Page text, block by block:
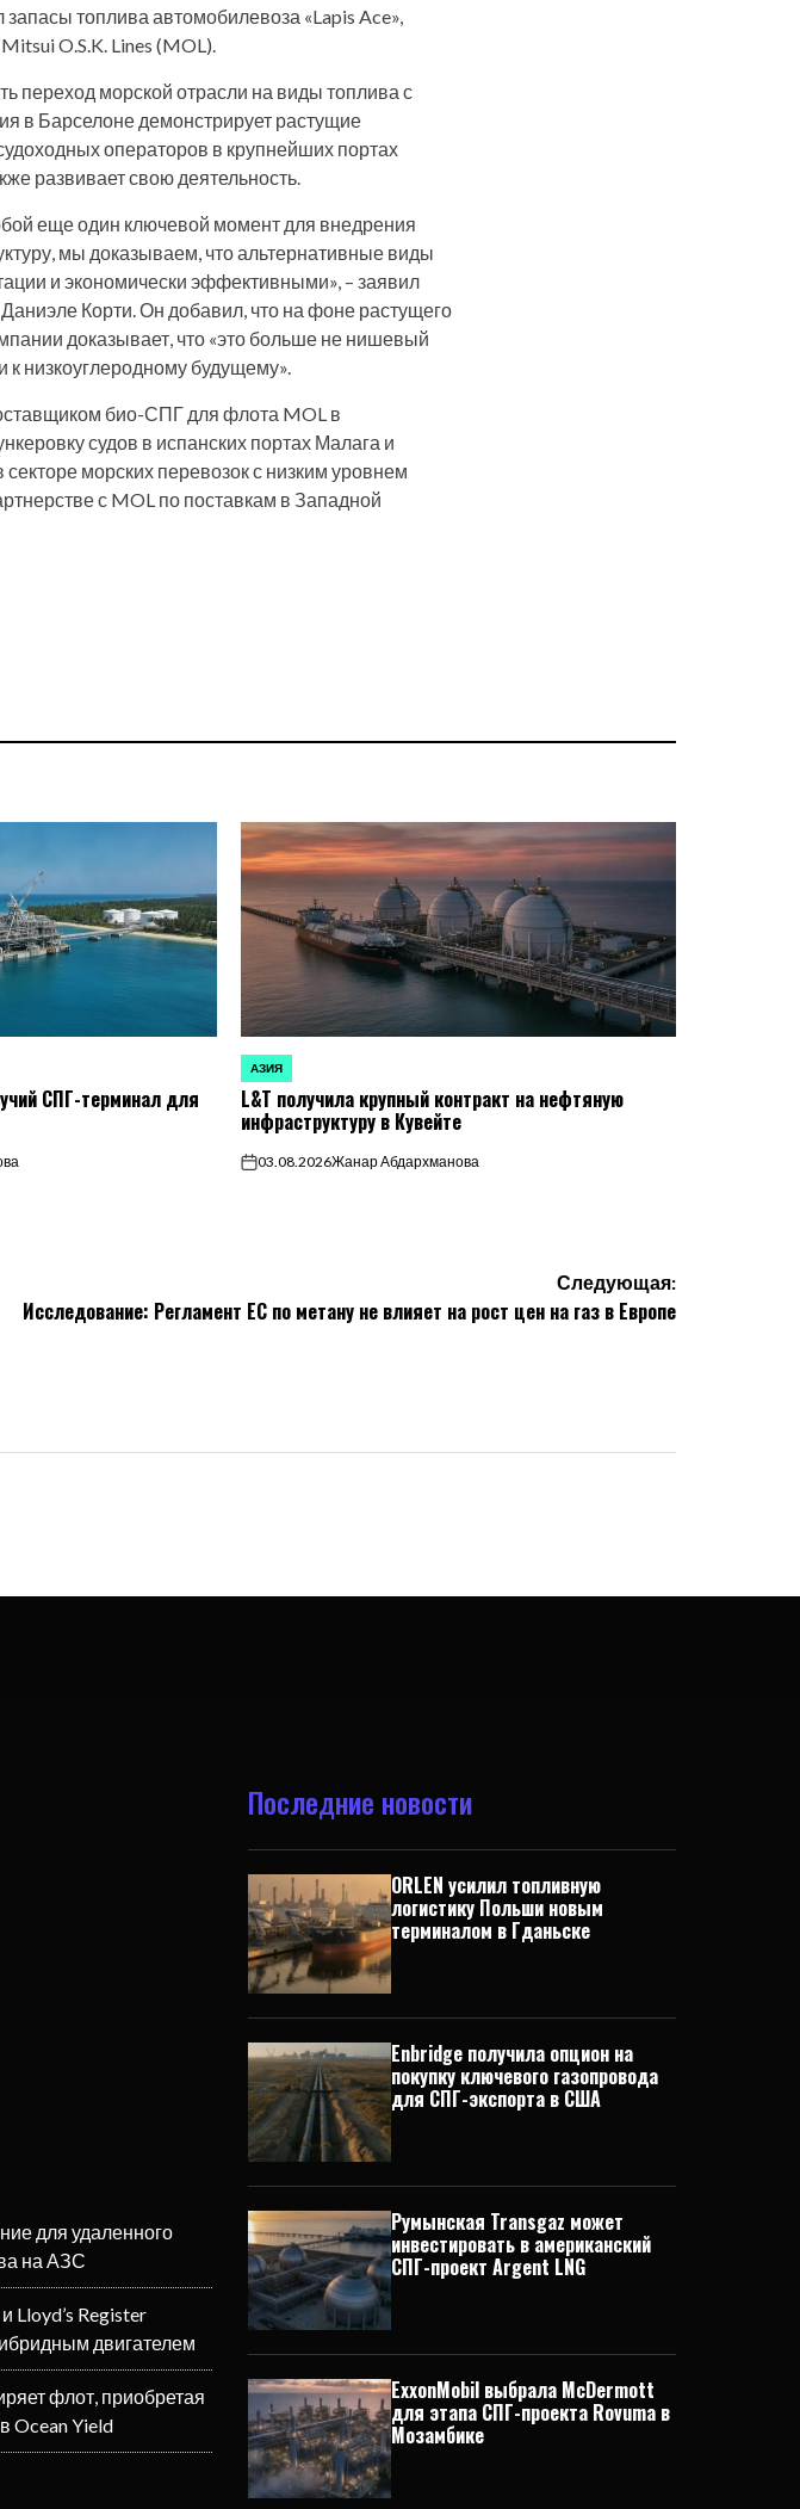
топлива автомобилевоза «Lapis Ace»,
O.S.K. Lines (MOL).
переход морской отрасли на виды топлива с
в Барселоне демонстрирует растущие
операторов в крупнейших портах
развивает свою деятельность.
еще один ключевой момент для внедрения
мы доказываем, что альтернативные виды
и экономически эффективными», – заявил
Корти. Он добавил, что на фоне растущего
доказывает, что «это больше не нишевый
низкоуглеродному будущему».
био-СПГ для флота MOL в
судов в испанских портах Малага и
морских перевозок с низким уровнем
с MOL по поставкам в Западной
СПГ-терминал для
ОПУБЛИКОВАНО
АЗИЯ
L&T получила крупный контракт на нефтяную
инфраструктуру в Кувейте
on03.08.2026Жанар Абдархманова
Следующая:
Исследование: Регламент ЕС по метану не влияет на рост цен на газ в Европе
для удаленного
на АЗС
Register
двигателем
флот, приобретая
Ocean Yield
Последние новости
ORLEN усилил топливную
логистику Польши новым
терминалом в Гданьске
Enbridge получила опцион на
покупку ключевого газопровода
для СПГ-экспорта в США
Румынская Transgaz может
инвестировать в американский
СПГ-проект Argent LNG
ExxonMobil выбрала McDermott
для этапа СПГ-проекта Rovuma в
Мозамбике